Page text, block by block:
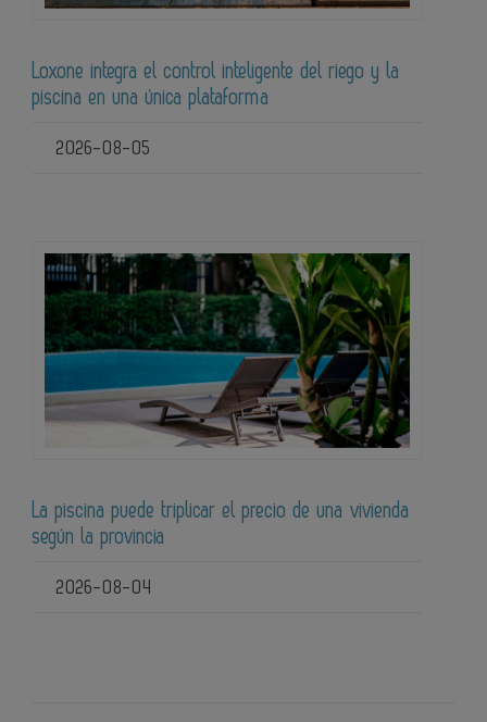
Loxone integra el control inteligente del riego y la
piscina en una única plataforma
2026-08-05
La piscina puede triplicar el precio de una vivienda
según la provincia
2026-08-04